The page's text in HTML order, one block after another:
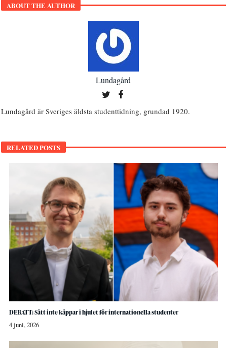
ABOUT THE AUTHOR
Lundagård
Lundagård är Sveriges äldsta studenttidning, grundad 1920.
RELATED POSTS
DEBATT: Sätt inte käppar i hjulet för internationella studenter
4 juni, 2026